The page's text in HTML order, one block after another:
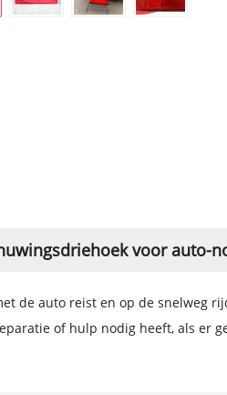
voor auto-
de auto reist en op de snelweg
of hulp nodig heeft, als er